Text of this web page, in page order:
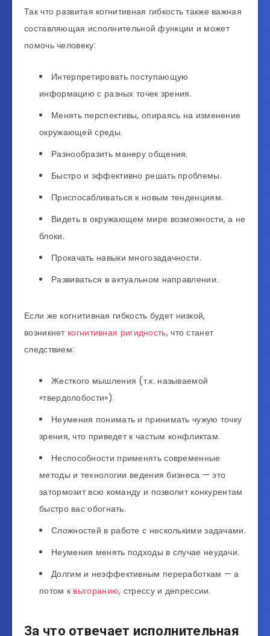
Так что развитая когнитивная гибкость также важная
составляющая исполнительной функции и может
помочь человеку:
Интерпретировать поступающую
информацию с разных точек зрения.
Менять перспективы, опираясь на изменение
окружающей среды.
Разнообразить манеру общения.
Быстро и эффективно решать проблемы.
Приспосабливаться к новым тенденциям.
Видеть в окружающем мире возможности, а не
блоки.
Прокачать навыки многозадачности.
Развиваться в актуальном направлении.
Если же когнитивная гибкость будет низкой,
возникнет когнитивная ригидность, что станет
следствием:
Жесткого мышления (т.к. называемой
«твердолобости»).
Неумения понимать и принимать чужую точку
зрения, что приведет к частым конфликтам.
Неспособности применять современные
методы и технологии ведения бизнеса — это
затормозит всю команду и позволит конкурентам
быстро вас обогнать.
Сложностей в работе с несколькими задачами.
Неумения менять подходы в случае неудачи.
Долгим и неэффективным переработкам — а
потом к выгоранию, стрессу и депрессии.
За что отвечает исполнительная